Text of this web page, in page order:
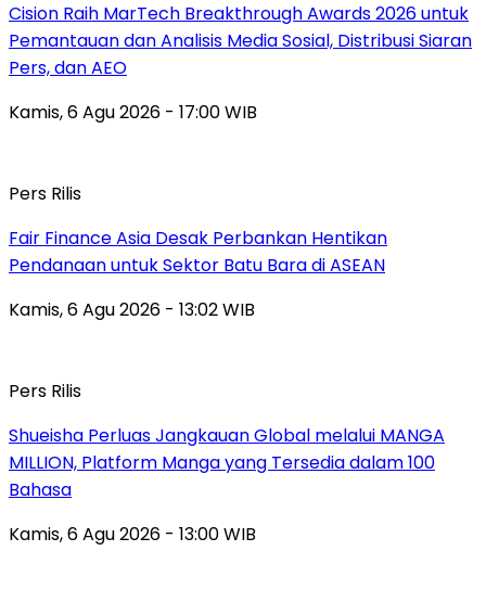
Cision Raih MarTech Breakthrough Awards 2026 untuk
Pemantauan dan Analisis Media Sosial, Distribusi Siaran
Pers, dan AEO
Kamis, 6 Agu 2026 - 17:00 WIB
Pers Rilis
Fair Finance Asia Desak Perbankan Hentikan
Pendanaan untuk Sektor Batu Bara di ASEAN
Kamis, 6 Agu 2026 - 13:02 WIB
Pers Rilis
Shueisha Perluas Jangkauan Global melalui MANGA
MILLION, Platform Manga yang Tersedia dalam 100
Bahasa
Kamis, 6 Agu 2026 - 13:00 WIB